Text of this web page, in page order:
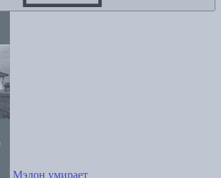
Мэлон умирает